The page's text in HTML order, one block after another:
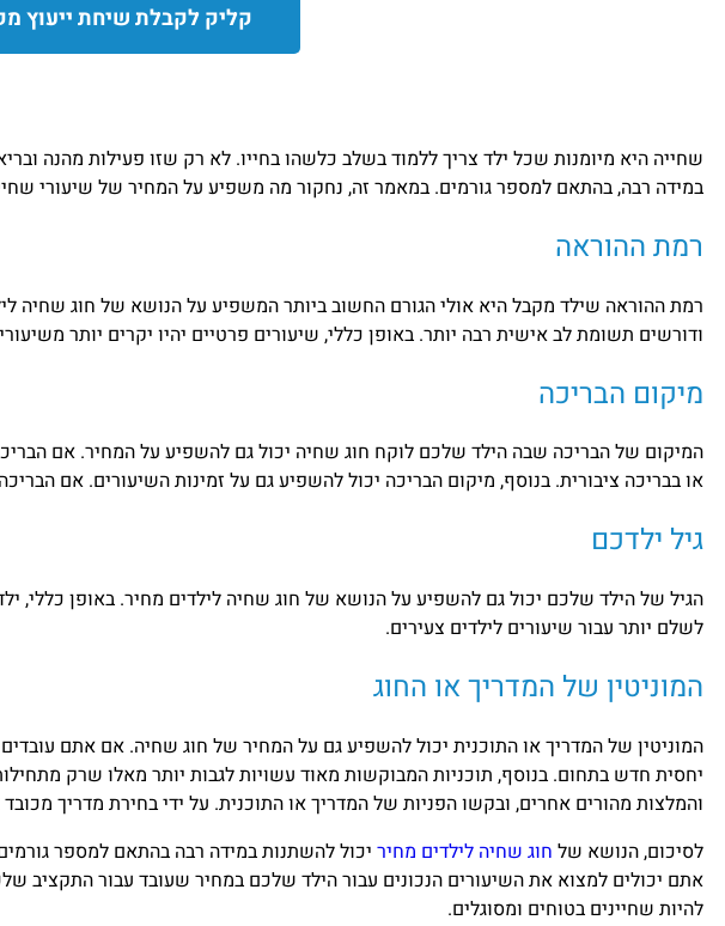
קליק לקבלת שיחת ייעוץ
שחייה היא מיומנות שכל ילד צריך ללמוד בשלב כלשהו בחייו. לא רק שזו פעילות מהנה
במידה רבה, בהתאם למספר גורמים. במאמר זה, נחקור מה משפיע על המחיר של שיעורי
רמת ההוראה
רמת ההוראה שילד מקבל היא אולי הגורם החשוב ביותר המשפיע על הנושא של חוג שחיה
ודורשים תשומת לב אישית רבה יותר. באופן כללי, שיעורים פרטיים יהיו יקרים יותר
מיקום הבריכה
המיקום של הבריכה שבה הילד שלכם לוקח חוג שחיה יכול גם להשפיע על המחיר. אם
או בבריכה ציבורית. בנוסף, מיקום הבריכה יכול להשפיע גם על זמינות השיעורים. אם
גיל ילדכם
הגיל של הילד שלכם יכול גם להשפיע על הנושא של חוג שחיה לילדים מחיר. באופן כללי,
לשלם יותר עבור שיעורים לילדים צעירים.
המוניטין של המדריך או החוג
המוניטין של המדריך או התוכנית יכול להשפיע גם על המחיר של חוג שחיה. אם אתם
יחסית חדש בתחום. בנוסף, תוכניות המבוקשות מאוד עשויות לגבות יותר מאלו שרק
והמלצות מהורים אחרים, ובקשו הפניות של המדריך או התוכנית. על ידי בחירת מדריך
לסיכום, הנושא של חוג שחיה לילדים מחיר יכול להשתנות במידה רבה בהתאם למספר
אתם יכולים למצוא את השיעורים הנכונים עבור הילד שלכם במחיר שעובד עבור התקציב
להיות שחיינים בטוחים ומסוגלים.